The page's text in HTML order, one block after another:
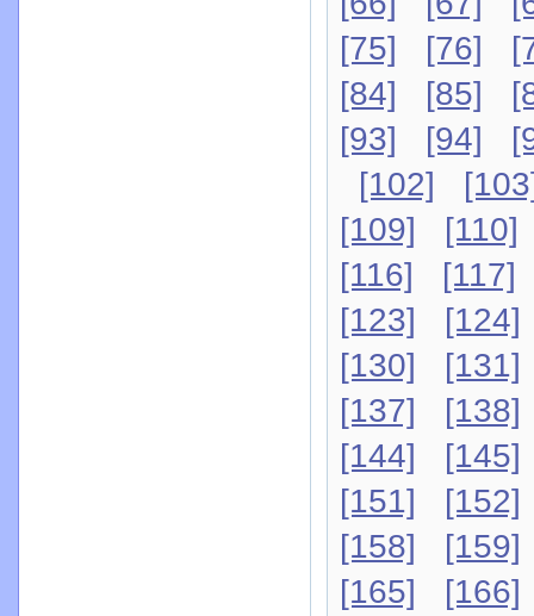
[75]
[76]
[84]
[85]
[93]
[94]
[102]
[109]
[110]
[116]
[117]
[123]
[124]
[130]
[131]
[137]
[138]
[144]
[145]
[151]
[152]
[158]
[159]
[165]
[166]